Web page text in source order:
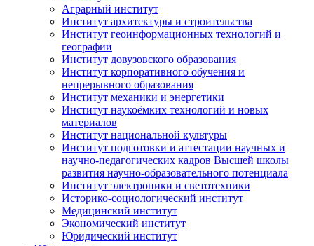
Аграрный институт
Институт архитектуры и строительства
Институт геоинформационных технологий и
географии
Институт довузовского образования
Институт корпоративного обучения и
непрерывного образования
Институт механики и энергетики
Институт наукоёмких технологий и новых
материалов
Институт национальной культуры
Институт подготовки и аттестации научных и
научно-педагогических кадров Высшей школы
развития научно-образовательного потенциала
Институт электроники и светотехники
Историко-социологический институт
Медицинский институт
Экономический институт
Юридический институт